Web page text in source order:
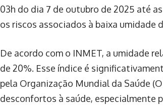
03h do dia 7 de outubro de 2025 até
os riscos associados à baixa umidade
De acordo com o INMET, a umidade
de 20%. Esse índice é
pela Organização Mundial da Saúde
desconfortos à saúde, especialmente